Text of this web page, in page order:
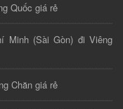
Quốc giá rẻ
Minh (Sài Gòn) đi Viêng
Chăn giá rẻ